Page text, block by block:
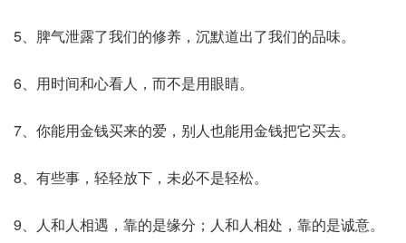
5、脾气泄露了我们的修养，沉默道出了我们的品味。
6、用时间和心看人，而不是用眼睛。
7、你能用金钱买来的爱，别人也能用金钱把它买去。
8、有些事，轻轻放下，未必不是轻松。
9、人和人相遇，靠的是缘分；人和人相处，靠的是诚意。